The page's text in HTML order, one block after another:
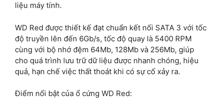
liệu máy tính.
WD Red được thiết kế đạt chuẩn kết nối SATA 3 với tốc
độ truyền lên đến 6Gb/s, tốc độ quay là 5400 RPM
cùng với bộ nhớ đệm 64Mb, 128Mb và 256Mb, giúp
cho quá trình lưu trữ dữ liệu được nhanh chóng, hiệu
quả, hạn chế việc thất thoát khi có sự cố xảy ra.
Điểm nổi bật của ổ cứng WD Red: